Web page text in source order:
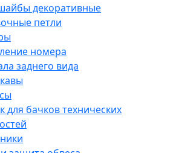
декоративные
петли
номера
заднего вида
для бачков технических